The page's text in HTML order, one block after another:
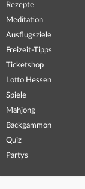
Rezepte
Meditation
Ausflugsziele
Freizeit-Tipps
Ticketshop
Lotto Hessen
Spiele
Mahjong
Backgammon
Quiz
Partys